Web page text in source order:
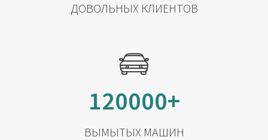
ДОВОЛЬНЫХ КЛИЕНТОВ
120000+
ВЫМЫТЫХ МАШИН